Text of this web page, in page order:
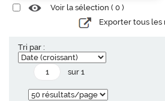
Voir la sélection ( 0 )
Exporter tous les
Tri par :
sur 1